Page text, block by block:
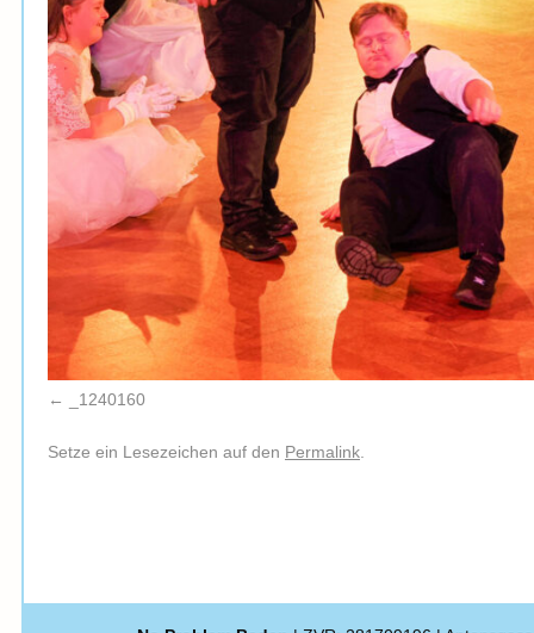
_1240160
Setze ein Lesezeichen auf den Permalink